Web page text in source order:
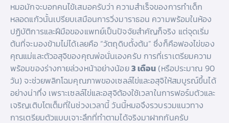
หมอมักจะบอกคนไข้เสมอครับว่า ความสำเร็จของการทำเด็ก
หลอดแก้วนั้นเปรียบเสมือนการวิ่งมาราธอน ความพร้อมในห้อง
ปฏิบัติการและฝีมือของแพทย์เป็นปัจจัยสำคัญก็จริง แต่จุดเริ่ม
ต้นที่จะมองข้ามไม่ได้เลยคือ “วัตถุดิบตั้งต้น” ซึ่งก็คือฟองไข่ของ
คุณแม่และตัวอสุจิของคุณพ่อนั่นเองครับ การที่เราเตรียมความ
พร้อมของร่างกายล่วงหน้าอย่างน้อย3 เดือน (หรือประมาณ 90
วัน) จะช่วยพลิกโฉมคุณภาพของเซลล์ไข่และอสุจิให้สมบูรณ์ขึ้นได้
อย่างน่าทึ่ง เพราะเซลล์ไข่และอสุจิต้องใช้เวลาในการฟอร์มตัวและ
เจริญเติบโตเต็มที่ในช่วงเวลานี้ วันนี้หมอจึงรวบรวมแนวทาง
การเตรียมตัวแบบเจาะลึกที่ทำตามได้จริงมาฝากกันครับ